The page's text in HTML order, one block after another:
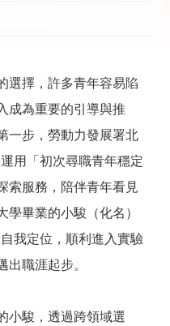
擇，許多青年容易陷
成為重要的引導與推
一步，勞動力發展署北
用「初次尋職青年穩定
索服務，陪伴青年看見
學畢業的小駿（化名）
我定位，順利進入實驗
出職涯起步。
駿，透過跨領域選